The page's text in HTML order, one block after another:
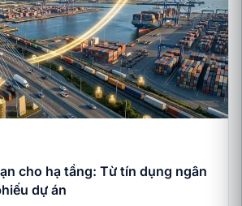
cho hạ tầng: Từ tín dụng ngân
dự án